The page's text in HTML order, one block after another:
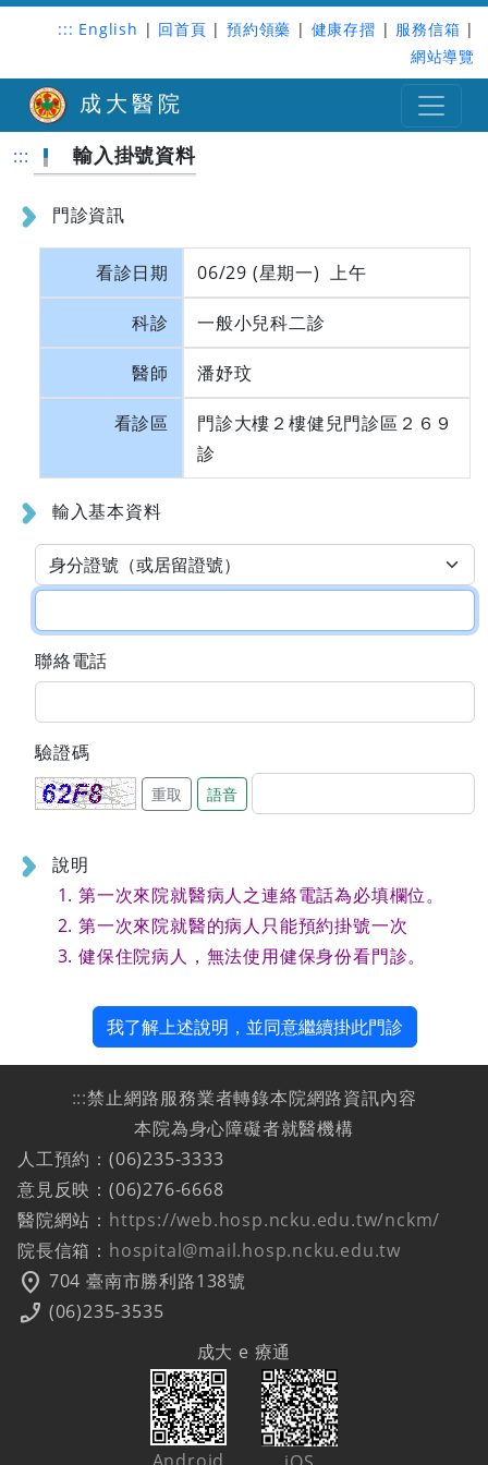
::: English | 回首頁 | 預約領藥 | 健康存摺 | 服務信箱 |
網站導覽
成大醫院
::: 輸入掛號資料
門診資訊
看診日期 06/29 (星期一) 上午
科診 一般小兒科二診
醫師 潘妤玟
看診區
門診大樓２樓健兒門診區２６９
診
輸入基本資料
聯絡電話
驗證碼
重取 語音
說明
第一次來院就醫病人之連絡電話為必填欄位。
第一次來院就醫的病人只能預約掛號一次
健保住院病人，無法使用健保身份看門診。
我了解上述說明，並同意繼續掛此門診
:::禁止網路服務業者轉錄本院網路資訊內容
本院為身心障礙者就醫機構
人工預約：(06)235-3333
意見反映：(06)276-6668
醫院網站： https://web.hosp.ncku.edu.tw/nckm/
院長信箱： hospital@mail.hosp.ncku.edu.tw
location_on 704 臺南市勝利路138號
phone_enabled (06)235-3535
成大 e 療通